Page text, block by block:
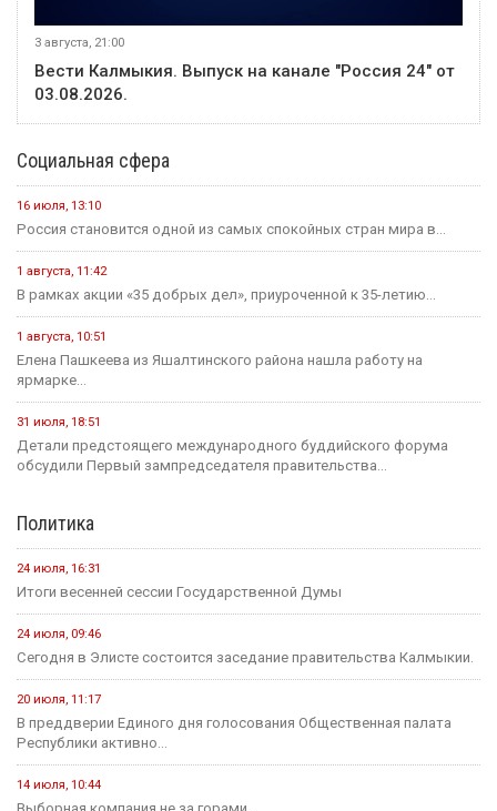
20 июля
В Калмыкии задержали жителя ХМАО, находившегося в
федеральном розыске
20 июля
течение 15 минут
20 июля Событие
Началось зрительское голосование конкурса «Теегин айс»
20 июля Событие
За сутки в Калмыкии произошло одно ДТП и восемь пожаров
19 июля Событие
На «Дне поля — 2026» в Барнауле обсудили борьбу с
опустыниванием в Калмыкии
23 июля Событие
Минсельхоз России ждет от властей Калмыкии адресный
план по борьбе с опустыниванием
24 июля
легкового автомобиля
Зрителям Телеканала «Россия 1» рассказали о том, что в
Нарана Очир-Горяева
Новости на канале Россия 24